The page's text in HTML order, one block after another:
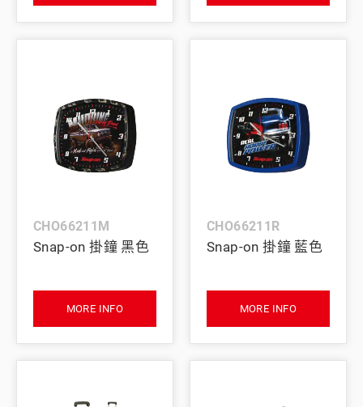
CHO66211M
Snap-on 掛鐘 黑色
MORE INFO
CHO66211R
Snap-on 掛鐘 藍色
MORE INFO